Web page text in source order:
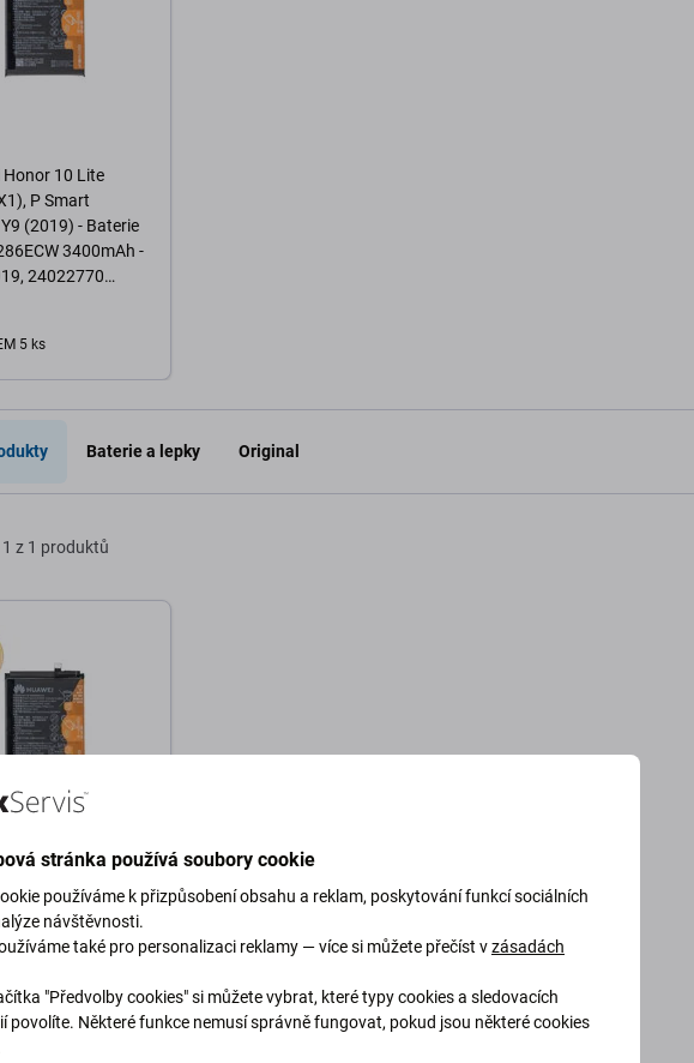
Honor 10 Lite
P Smart
(2019) - Baterie
3400mAh -
24022770
Service Pack
5 ks
košíku
Baterie a lepky Original
1 z 1 produktů
P Smart
(2019) - Baterie
3400mAh -
24022770
Service Pack
5 ks
stránka používá soubory cookie
používáme k přizpůsobení obsahu a reklam, poskytování funkcí sociálních
návštěvnosti.
také pro personalizaci reklamy — více si můžete přečíst vzásadách
"Předvolby cookies" si můžete vybrat, které typy cookies a sledovacích
povolíte. Některé funkce nemusí správně fungovat, pokud jsou některé cookies